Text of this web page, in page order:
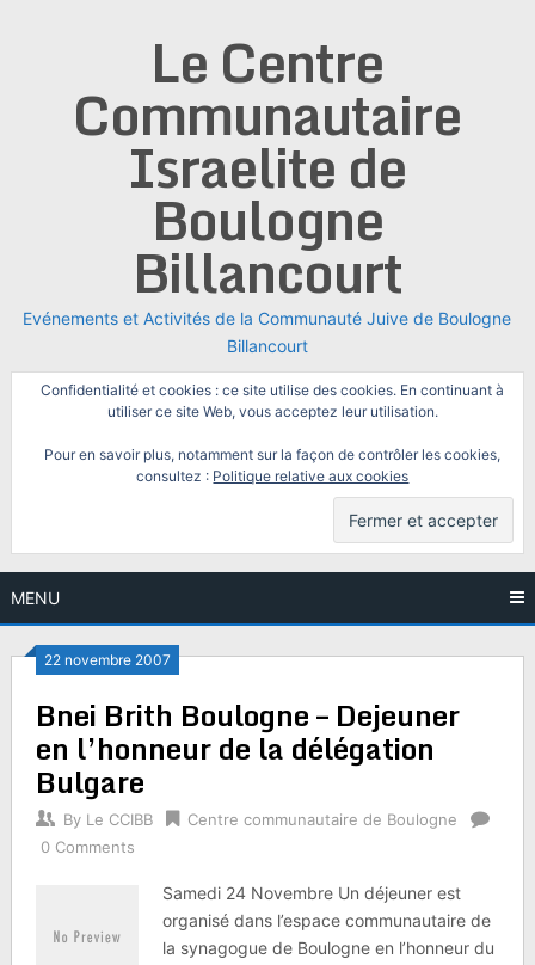
Le Centre
Communautaire
Israelite de
Boulogne
Billancourt
Evénements et Activités de la Communauté Juive de Boulogne
Billancourt
Confidentialité et cookies : ce site utilise des cookies. En continuant à
utiliser ce site Web, vous acceptez leur utilisation.
Pour en savoir plus, notamment sur la façon de contrôler les cookies,
consultez : Politique relative aux cookies
MENU
22 novembre 2007
Bnei Brith Boulogne – Dejeuner
en l’honneur de la délégation
Bulgare
By Le CCIBB
Centre communautaire de Boulogne
0 Comments
Samedi 24 Novembre Un déjeuner est
organisé dans l’espace communautaire de
la synagogue de Boulogne en l’honneur du